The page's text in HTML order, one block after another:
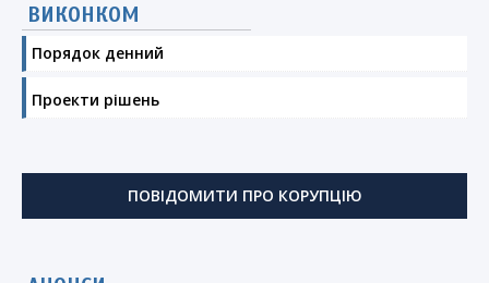
ВИКОНКОМ
Порядок денний
Проекти рішень
ПОВІДОМИТИ ПРО КОРУПЦІЮ